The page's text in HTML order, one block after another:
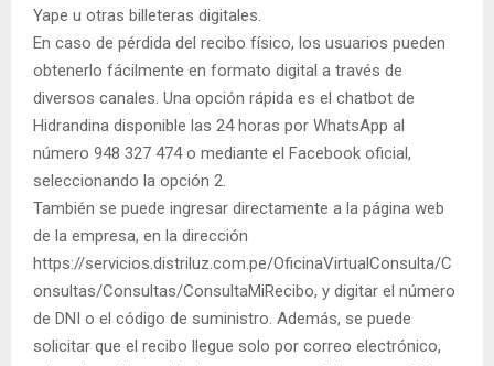
Yape u otras billeteras digitales.
En caso de pérdida del recibo físico, los usuarios pueden
obtenerlo fácilmente en formato digital a través de
diversos canales. Una opción rápida es el chatbot de
Hidrandina disponible las 24 horas por WhatsApp al
número 948 327 474 o mediante el Facebook oficial,
seleccionando la opción 2.
También se puede ingresar directamente a la página web
de la empresa, en la dirección
https://servicios.distriluz.com.pe/OficinaVirtualConsulta/C
onsultas/Consultas/ConsultaMiRecibo, y digitar el número
de DNI o el código de suministro. Además, se puede
solicitar que el recibo llegue solo por correo electrónico,